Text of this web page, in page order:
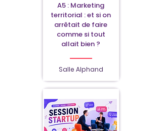
A5 : Marketing
territorial : et si on
arrêtait de faire
comme si tout
allait bien ?
Salle Alphand